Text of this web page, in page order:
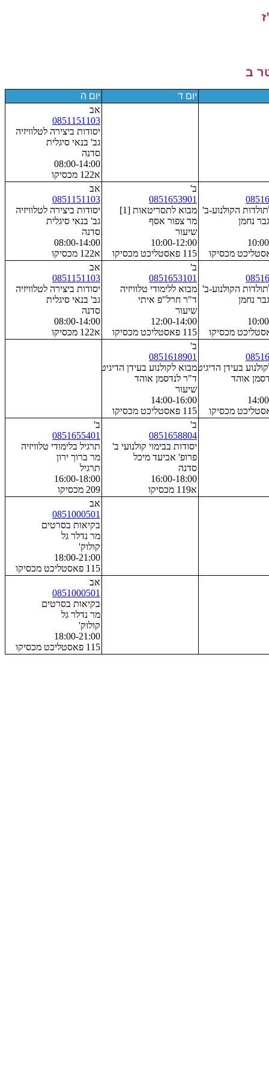
יום ד
יום ה
אב
0851151103
יסודות ביצירה לטלוויזיה
גב' בנאי סיגלית
סדנה
08:00-14:00
א122 מכסיקו
הקולנוע-ב'
נחמן
ב'
0851653901
מבוא לתסריטאות [1]
מר צפור אסף
שיעור
10:00-12:00
115 פאסטליכט מכסיקו
אב
0851151103
יסודות ביצירה לטלוויזיה
גב' בנאי סיגלית
סדנה
08:00-14:00
א122 מכסיקו
הקולנוע-ב'
נחמן
ב'
0851653101
מבוא ללימודי טלוויזיה
ד"ר חרל"פ איתי
שיעור
12:00-14:00
115 פאסטליכט מכסיקו
אב
0851151103
יסודות ביצירה לטלוויזיה
גב' בנאי סיגלית
סדנה
08:00-14:00
א122 מכסיקו
בעידן הדיגיטלי ( הקרנה)
אוהד
ב'
0851618901
מבוא לקולנוע בעידן הדיגיטלי
ד"ר לנדסמן אוהד
שיעור
14:00-16:00
115 פאסטליכט מכסיקו
ב'
0851658804
יסודות בבימוי קולנועי ב'
פרופ' אביעד מיכל
סדנה
16:00-18:00
א119 מכסיקו
ב'
0851655401
תרגיל בלימודי טלוויזיה
מר ברוך ירון
תרגיל
16:00-18:00
209 מכסיקו
אב
0851000501
בקיאות בסרטים
מר נדלר גל
קולוק'
18:00-21:00
115 פאסטליכט מכסיקו
אב
0851000501
בקיאות בסרטים
מר נדלר גל
קולוק'
18:00-21:00
115 פאסטליכט מכסיקו